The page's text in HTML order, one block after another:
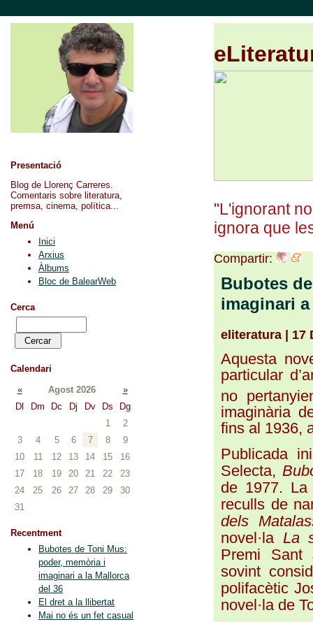
"L'ignorant
ignora que
Compartir:
Bubotes
imaginari
eliteratura | 17
Aquesta
particular
no
imaginària
fins al 1936,
Publicada
Selecta,
de 1977. La
reculls de
dels
novel·la La
Premi Sant
sovint
polifacètic
novel·la de
Presentació
Blog de Llorenç Carreres.
Comentaris sobre literatura,
premsa, cinema, política...
Menú
Inici
Arxius
Àlbums
Bloc de BalearWeb
Cerca
Calendari
«
Agost 2026
»
Dl
Dm Dc Dj Dv Ds
Dg
1
2
3
4 5 6 7 8
9
10
11 12 13 14 15
16
17
18 19 20 21 22
23
24
25 26 27 28 29
30
31
Recentment
Bubotes de Toni Mus:
poder, memòria i
imaginari a la Mallorca
del 36
El dret a la llibertat
Mai no és un fet casual